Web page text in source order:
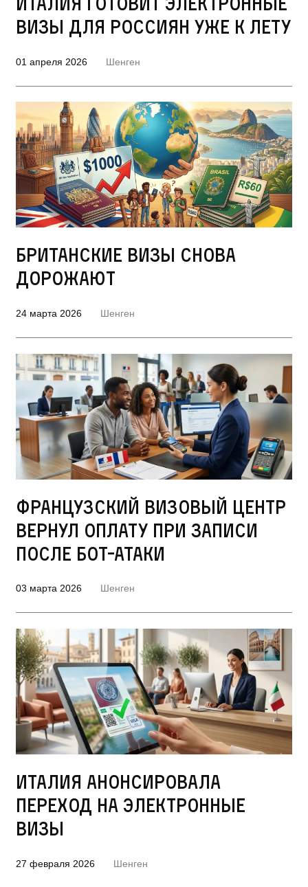
визы для россиян уже к лету
01 апреля 2026 Шенген
Британские визы снова
дорожают
24 марта 2026 Шенген
Французский визовый центр
вернул оплату при записи
после бот-атаки
03 марта 2026 Шенген
Италия анонсировала
переход на электронные
визы
27 февраля 2026 Шенген